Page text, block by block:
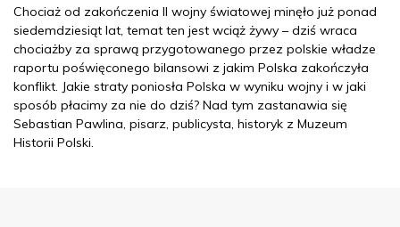
Chociaż od zakończenia II wojny światowej minęło już ponad
siedemdziesiąt lat, temat ten jest wciąż żywy – dziś wraca
chociażby za sprawą przygotowanego przez polskie władze
raportu poświęconego bilansowi z jakim Polska zakończyła
konflikt. Jakie straty poniosła Polska w wyniku wojny i w jaki
sposób płacimy za nie do dziś? Nad tym zastanawia się
Sebastian Pawlina, pisarz, publicysta, historyk z Muzeum
Historii Polski.